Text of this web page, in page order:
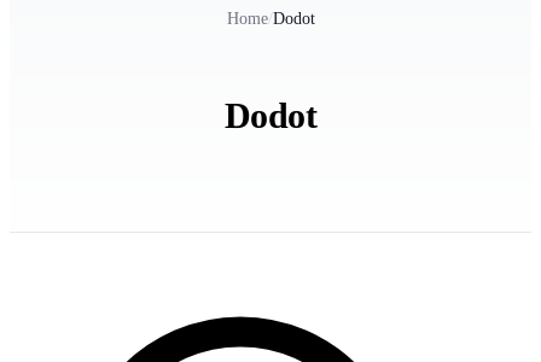
Home/Dodot
Dodot